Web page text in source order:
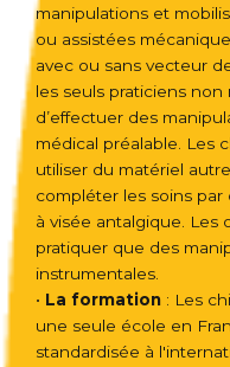
manipulations et
ou assistées
avec ou sans vecteur
les seuls praticiens
d’effectuer des
médical préalable. Les
utiliser du matériel
compléter les soins
à visée antalgique.
pratiquer que des
instrumentales.
• La formation : Les
une seule école en
standardisée à